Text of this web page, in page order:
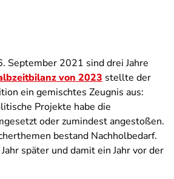
September 2021 sind drei Jahre
von 2023 stellte der
ein gemischtes Zeugnis aus:
Projekte habe die
oder zumindest angestoßen.
bestand Nachholbedarf.
später und damit ein Jahr vor der